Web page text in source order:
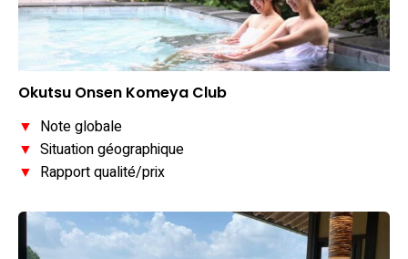
Okutsu Onsen Komeya Club
▼ Note globale
▼ Situation géographique
▼ Rapport qualité/prix